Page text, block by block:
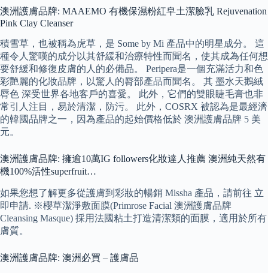
澳洲護膚品牌: MAAEMO 有機保濕粉紅皁土潔臉乳 Rejuvenation
Pink Clay Cleanser
積雪草，也被稱為虎草，是 Some by Mi 產品中的明星成分。 這
種令人驚嘆的成分以其舒緩和治療特性而聞名，使其成為任何想
要舒緩和修復皮膚的人的必備品。 Peripera是一個充滿活力和色
彩艷麗的化妝品牌，以驚人的脣部產品而聞名。 其 墨水天鵝絨
脣色 深受世界各地客戶的喜愛。 此外，它們的雙眼睫毛膏也非
常引人注目，易於清潔，防污。 此外，COSRX 被認為是最經濟
的韓國品牌之一，因為產品的起始價格低於 澳洲護膚品牌 5 美
元。
澳洲護膚品牌: 擁逾10萬IG followers化妝達人推薦 澳洲純天然有
機100%活性superfruit…
如果您想了解更多從護膚到彩妝的暢銷 Missha 產品，請前往 立
即申請. ※櫻草潔淨敷面膜(Primrose Facial 澳洲護膚品牌
Cleansing Masque) 採用法國粘土打造清潔類的面膜，適用於所有
膚質。
澳洲護膚品牌: 澳洲必買 – 護膚品